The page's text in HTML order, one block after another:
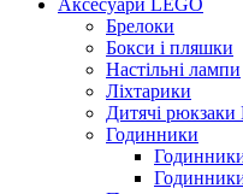
Аксесуари LEGO
Брелоки
Бокси і пляшки
Настільні лампи
Ліхтарики
Дитячі рюкзаки
Годинники
Годинники